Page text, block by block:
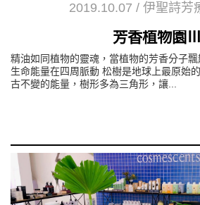
2019.10.07 / 伊聖詩芳
芳香植物園Ⅲ
精油如同植物的靈魂，當植物的芳香分子
生命能量在四周脈動 松樹是地球上最原始
古不變的能量，樹形多為三角形，讓...